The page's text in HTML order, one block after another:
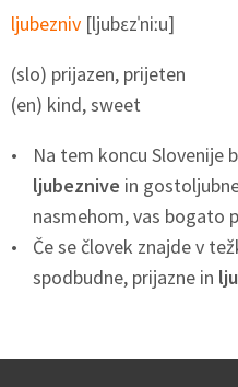
ljubezniv [ljubɛzˈniːu]
(slo) prijazen, prijeten
(en) kind, sweet
Na tem koncu Slovenije
ljubeznive in
nasmehom, vas bogato
Če se človek znajde v
spodbudne, prijazne in